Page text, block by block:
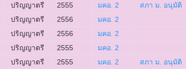
ปริญญาตรี 2555 มคอ. 2 สภา ม. อนุมัติ
ปริญญาตรี 2556 มคอ. 2
ปริญญาตรี 2556 มคอ. 2
ปริญญาตรี 2555 มคอ. 2
ปริญญาตรี 2555 มคอ. 2 สภา ม. อนุมัติ